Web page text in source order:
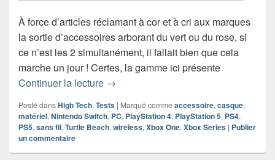
À force d’articles réclamant à cor et à cri aux marques
la sortie d’accessoires arborant du vert ou du rose, si
ce n’est les 2 simultanément, il fallait bien que cela
marche un jour ! Certes, la gamme ici présente
Continuer la lecture Chronique casque Stealth 600 Gen 2
→
Posté dansHigh Tech, Tests | Marqué comme accessoire, casque,
matériel, Nintendo Switch, PC, PlayStation 4, PlayStation 5, PS4,
PS5, sans fil, Turtle Beach, wireless, Xbox One, Xbox Series | Publier
un commentaire